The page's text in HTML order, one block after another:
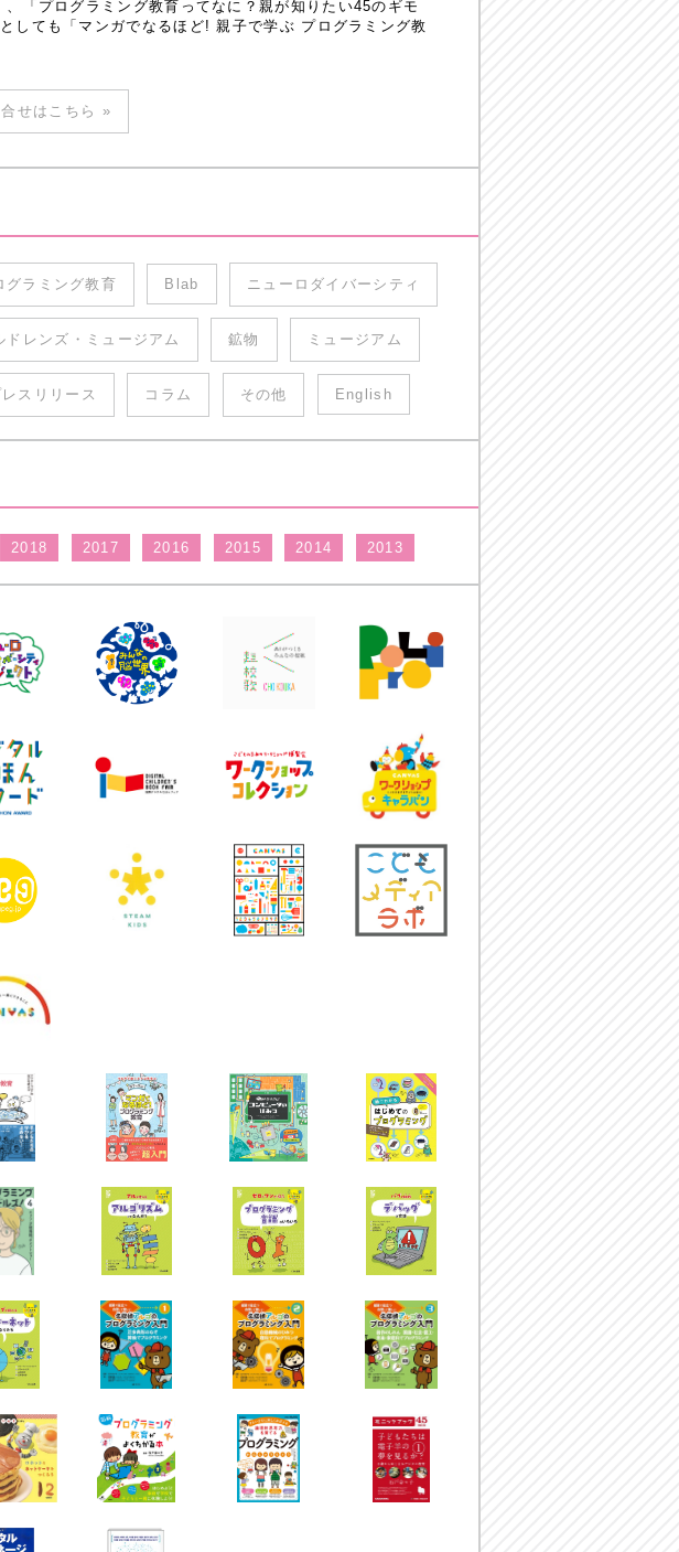
「プログラミング教育ってなに？親が知りたい45のギモ
しても「マンガでなるほど! 親子で学ぶ プログラミング教
せはこちら »
グラミング教育 Blab ニューロダイバーシティ
ドレンズ・ミュージアム 鉱物 ミュージアム
レスリリース コラム その他 English
2018 2017 2016 2015 2014 2013